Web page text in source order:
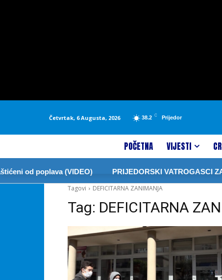
Četvrtak, 6 Augusta, 2026 38.2 C Prijedor
POČETNA VIJESTI
od poplava (VIDEO) PRIJEDORSKI VATROGASCI
Tagovi
DEFICITARNA ZANIMANJA
Tag: DEFICITARNA